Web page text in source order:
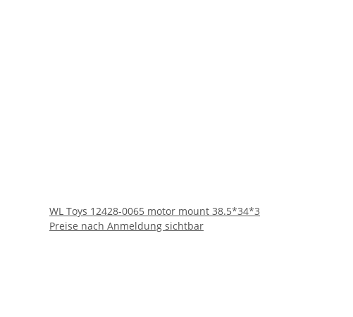
WL Toys 12428-0065 motor mount 38.5*34*3
Preise nach Anmeldung sichtbar